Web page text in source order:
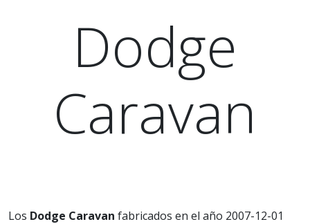
Dodge
Caravan
Los Dodge Caravan fabricados en el año 2007-12-01